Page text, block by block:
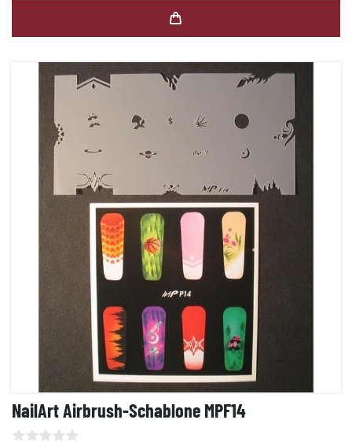
NailArt Airbrush-Schablone MPF14